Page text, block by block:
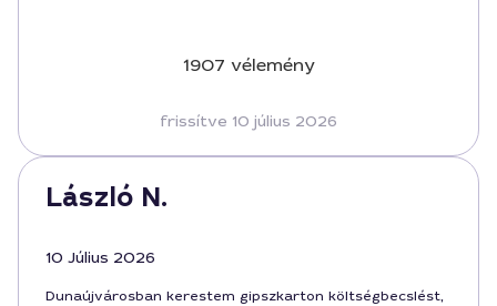
1907 vélemény
frissítve 10 július 2026
László N.
10 Július 2026
Dunaújvárosban kerestem gipszkarton költségbecslést,